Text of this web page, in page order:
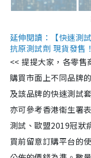
延伸閱讀：【快速測
抗原測試劑 現貨發售
<< 提提大家，各零售
購買市面上不同品牌
及該品牌的快速測試
亦可參考香港衞生署
測試、歐盟2019冠狀
買前留意訂購平台的